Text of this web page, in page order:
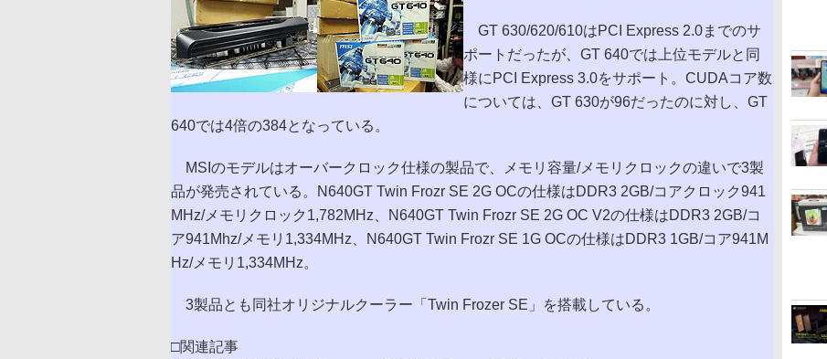
GT 630/620/610はPCI Express 2.0までのサ
ポートだったが、GT 640では上位モデルと同
様にPCI Express 3.0をサポート。CUDAコア数
については、GT 630が96だったのに対し、GT
640では4倍の384となっている。
MSIのモデルはオーバークロック仕様の製品で、メモリ容量/メモリクロックの違いで3製
品が発売されている。N640GT Twin Frozr SE 2G OCの仕様はDDR3 2GB/コアクロック941
MHz/メモリクロック1,782MHz、N640GT Twin Frozr SE 2G OC V2の仕様はDDR3 2GB/コ
ア941Mhz/メモリ1,334MHz、N640GT Twin Frozr SE 1G OCの仕様はDDR3 1GB/コア941M
Hz/メモリ1,334MHz。
3製品とも同社オリジナルクーラー「Twin Frozer SE」を搭載している。
□関連記事